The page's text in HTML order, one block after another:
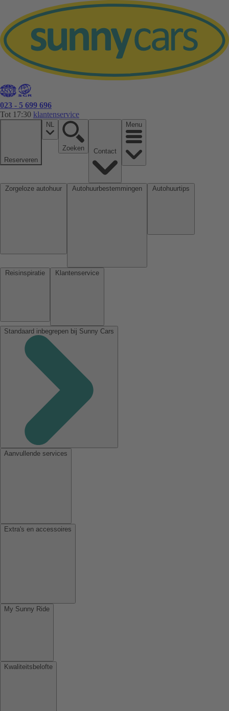
023 - 5 699 696
Tot 17:30 klantenservice
Reserveren
NL
Zoeken
Menu
Standaard inbegrepen bij Sunny Cars
Aanvullende services
Extra's en accessoires
My Sunny Ride
Kwaliteitsbelofte